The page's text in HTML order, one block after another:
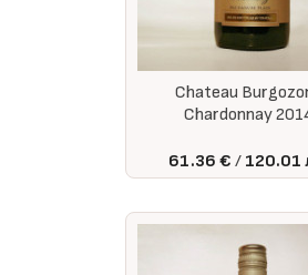
Chateau
Chardonnay
61.36 € 120.01